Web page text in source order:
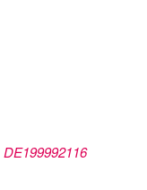
DE199992116